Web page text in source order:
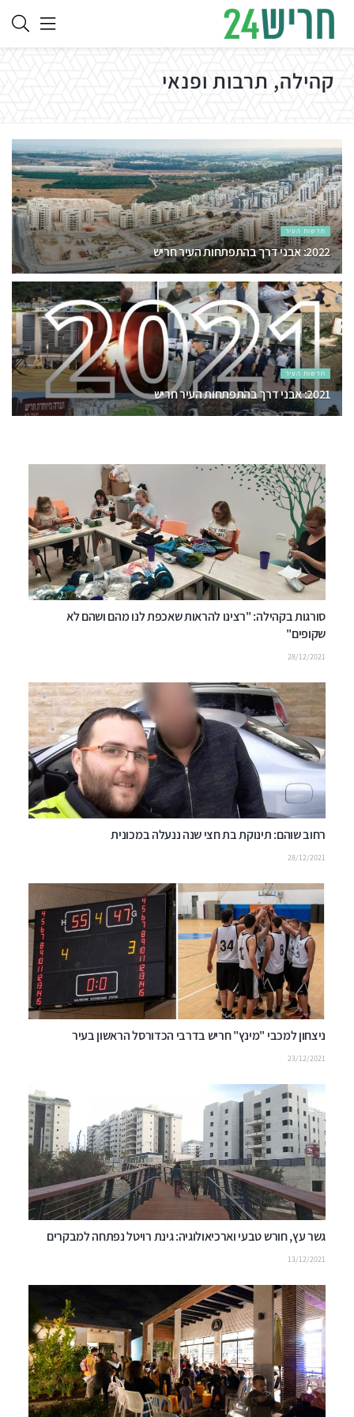
קהילה, תרבות ופנאי
חדשות העיר
2022: אבני דרך בהתפתחות העיר חריש
02/06/2022
חדשות העיר
2021: אבני דרך בהתפתחות העיר חריש
סורגות בקהילה: "רצינו להראות שאכפת לנו מהם ושהם לא
שקופים"
28/12/2021
רחוב שוהם: תינוקת בת חצי שנה ננעלה במכונית
28/12/2021
ניצחון למכבי "מינץ" חריש בדרבי הכדורסל הראשון בעיר
23/12/2021
גשר עץ, חורש טבעי וארכיאולוגיה: גינת רויטל נפתחה למבקרים
13/12/2021